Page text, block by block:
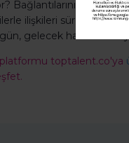
Bağlantılarını nereye
ilişkileri
gelecek hafta ve bu
toptalent.co'ya